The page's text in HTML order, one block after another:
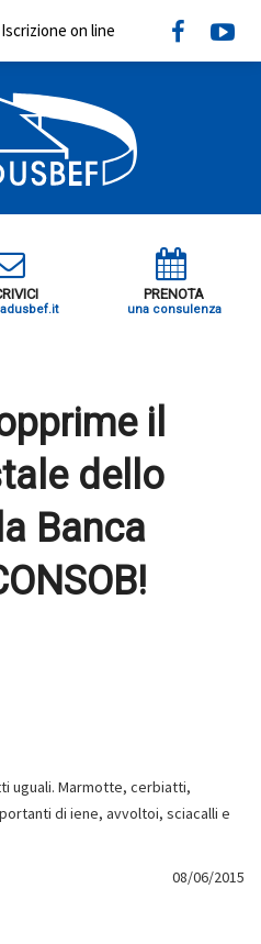
PRENOTA
una consulenza
Iscrizione on line
il
dello
Banca
uguali. Marmotte, cerbiatti,
di iene, avvoltoi, sciacalli e
08/06/2015